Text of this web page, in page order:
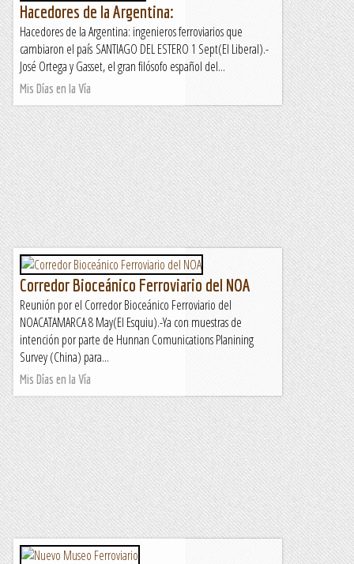
Hacedores de la Argentina:
Hacedores de la Argentina: ingenieros ferroviarios que
cambiaron el país SANTIAGO DEL ESTERO 1 Sept(El Liberal).-
José Ortega y Gasset, el gran filósofo español del...
Mis Días en la Vía
Corredor Bioceánico Ferroviario del NOA
Reunión por el Corredor Bioceánico Ferroviario del
NOACATAMARCA 8 May(El Esquiu).-Ya con muestras de
intención por parte de Hunnan Comunications Planining
Survey (China) para...
Mis Días en la Vía